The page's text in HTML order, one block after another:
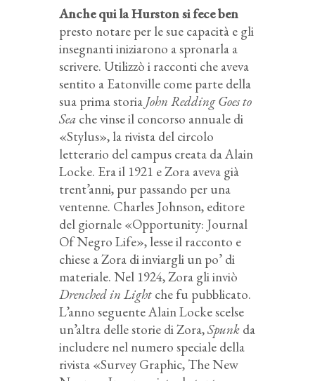
Anche qui la Hurston si fece ben
presto notare per le sue capacità e gli
insegnanti iniziarono a spronarla a
scrivere. Utilizzò i racconti che aveva
sentito a Eatonville come parte della
sua prima storia John Redding Goes to
Sea che vinse il concorso annuale di
«Stylus», la rivista del circolo
letterario del campus creata da Alain
Locke. Era il 1921 e Zora aveva già
trent’anni, pur passando per una
ventenne. Charles Johnson, editore
del giornale «Opportunity: Journal
Of Negro Life», lesse il racconto e
chiese a Zora di inviargli un po’ di
materiale. Nel 1924, Zora gli inviò
Drenched in Light che fu pubblicato.
L’anno seguente Alain Locke scelse
un’altra delle storie di Zora,Spunk da
includere nel numero speciale della
rivista «Survey Graphic, The New